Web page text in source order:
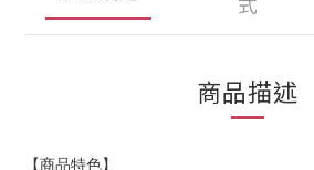
商品描述
【商品特色】